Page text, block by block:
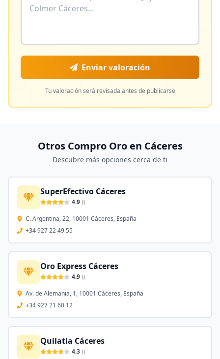
Enviar valoración
Tu valoración será revisada antes de publicarse
Otros Compro Oro en Cáceres
Descubre más opciones cerca de ti
SuperEfectivo Cáceres
4.9 ()
C. Argentina, 22, 10001 Cáceres, España
+34 927 22 49 55
Oro Express Cáceres
4.9 ()
Av. de Alemania, 1, 10001 Cáceres, España
+34 927 21 60 12
Quilatia Cáceres
4.3 ()